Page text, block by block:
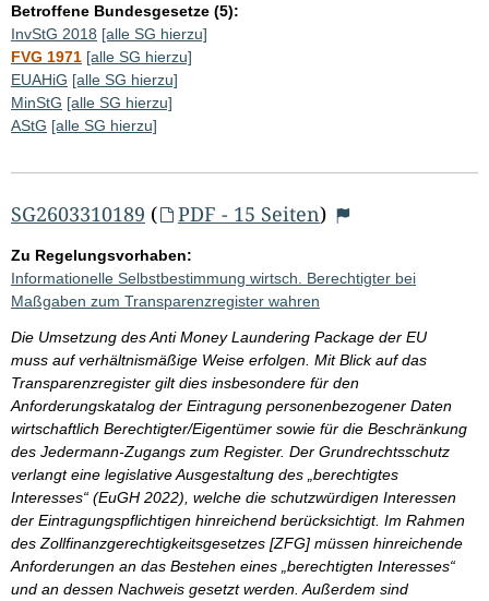
Betroffene Bundesgesetze (5):
InvStG 2018 [alle SG hierzu]
FVG 1971 [alle SG hierzu]
EUAHiG [alle SG hierzu]
MinStG [alle SG hierzu]
AStG [alle SG hierzu]
SG2603310189 ( PDF - 15 Seiten)
Zu Regelungsvorhaben:
Informationelle Selbstbestimmung wirtsch. Berechtigter bei
Maßgaben zum Transparenzregister wahren
Die Umsetzung des Anti Money Laundering Package der EU
muss auf verhältnismäßige Weise erfolgen. Mit Blick auf das
Transparenzregister gilt dies insbesondere für den
Anforderungskatalog der Eintragung personenbezogener Daten
wirtschaftlich Berechtigter/Eigentümer sowie für die Beschränkung
des Jedermann-Zugangs zum Register. Der Grundrechtsschutz
verlangt eine legislative Ausgestaltung des „berechtigtes
Interesses“ (EuGH 2022), welche die schutzwürdigen Interessen
der Eintragungspflichtigen hinreichend berücksichtigt. Im Rahmen
des Zollfinanzgerechtigkeitsgesetzes [ZFG] müssen hinreichende
Anforderungen an das Bestehen eines „berechtigten Interesses“
und an dessen Nachweis gesetzt werden. Außerdem sind